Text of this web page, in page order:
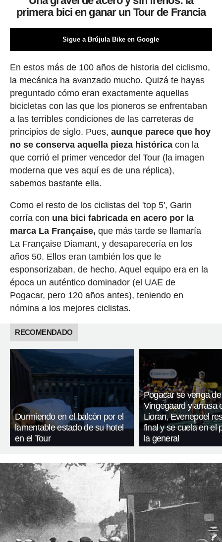
primera bici en ganar un Tour de Francia
Sigue a Brújula Bike en Google
En estos más de 100 años de historia del ciclismo,
la mecánica ha avanzado mucho. Quizá te hayas
preguntado cómo eran exactamente aquellas
bicicletas con las que los pioneros se enfrentaban
a las terribles condiciones de las carreteras de
principios de siglo. Pues, aunque parece que hoy
no se conserva aquella pieza históricacon la
que corrió el primer vencedor del Tour (la imagen
moderna que ves aquí es de una réplica),
sabemos bastante ella.
Como el resto de los ciclistas del 'top 5', Garin
corría con una bici fabricada en acero por la
marca La Française, que más tarde se llamaría
La Française Diamant, y desaparecería en los
años 50. Ellos eran también los que le
esponsorizaban, de hecho. Aquel equipo era en la
época un auténtico dominador (el UAE de
Pogacar, pero 120 años antes), teniendo en
nómina a los mejores ciclistas.
RECOMENDADO
Durmiendo en el balcón por el
lamentable estado de su hotel
en el Tour
Pogacar se venga de
Vingegaard y arrasa
Lioran, Evenepoel
final y se cuela en el
la general